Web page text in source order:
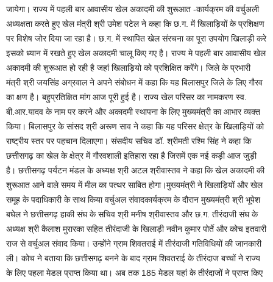
जायेगा। राज्य में पहली बार आवासीय खेल अकादमी की शुरूआत -कार्यक्रम की वर्चुअली
अध्यक्षता करते हुए खेल मंत्री श्री उमेश पटेल ने कहा कि छ.ग. में खिलाड़ियों के प्रशिक्षण
पर विशेष जोर दिया जा रहा है। छ.ग. में स्थापित खेल संरचना का पूरा उपयोग खिलाड़ी करे
इसको ध्यान में रखते हुए खेल अकादमी चालू किए गए है। राज्य मे पहली बार आवासीय खेल
अकादमी की शुरूआत हो रही है जहां खिलाड़ियो को प्रशिक्षित करेंगे। जिले के प्रभारी
मंत्री श्री जयसिंह अग्रवाल ने अपने संबोधन में कहा कि यह बिलासपुर जिले के लिए गौरव
का क्षण है। बहुप्रतिक्षित मांग आज पूरी हुई है। राज्य खेल परिसर का नामकरण स्व.
बी.आर.यादव के नाम पर करने और अकादमी स्थापना के लिए मुख्यमंत्री का आभार व्यक्त
किया। बिलासपुर के सांसद श्री अरूण साव ने कहा कि यह परिसर क्षेत्र के खिलाड़ियों को
राष्ट्रीय स्तर पर पहचान दिलाएगा। संसदीय सचिव डॉ. श्रीमती रश्मि सिंह ने कहा कि
छत्तीसगढ़ का खेल के क्षेत्र में गौरवशाली इतिहास रहा है जिसमें एक नई कड़ी आज जुड़ी
है। छत्तीसगढ़ पर्यटन मंडल के अध्यक्ष श्री अटल श्रीवास्तव ने कहा कि खेल अकादमी की
शुरूआत आने वाले समय में मील का पत्थर साबित होगा।मुख्यमंत्री ने खिलाड़ियों और खेल
समूह के पदाधिकारी के साथ किया वर्चुअल संवादकार्यक्रम के दौरान मुख्यमंत्री श्री भूपेश
बघेल ने छत्तीसगढ़ हाकी संघ के सचिव श्री मनीष श्रीवास्तव और छ.ग. तीरंदाजी संघ के
अध्यक्ष श्री कैलाश मुरारका सहित तीरंदाजी के खिलाड़ी नवीन कुमार पोर्ते और कोच इतवारी
राज से वर्चुअल संवाद किया। उन्होंने ग्राम शिवतराई में तीरंदाजी गतिविधियों की जानकारी
ली। कोच ने बताया कि छत्तीसगढ़ बनने के बाद ग्राम शिवतराई के तीरंदाज बच्चों ने राज्य
के लिए पहला मेडल प्राप्त किया था। अब तक 185 मेडल यहां के तीरंदाजों ने प्राप्त किए